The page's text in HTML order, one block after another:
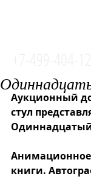
Аукционный
стул
книги.